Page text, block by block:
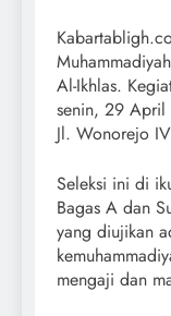
Al-Ikhlas.
senin, 29 April
Jl. Wonorejo
Seleksi ini di
Bagas A dan
yang diujikan
mengaji dan